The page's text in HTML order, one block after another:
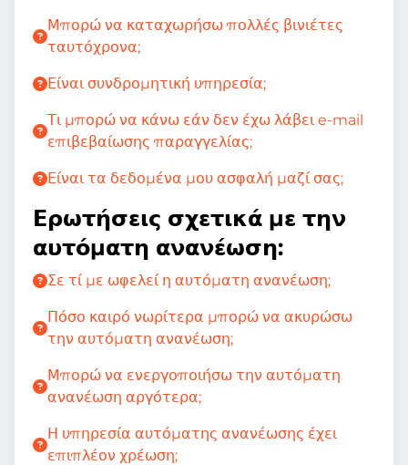
Μπορώ να καταχωρήσω πολλές βινιέτες
ταυτόχρονα;
Είναι συνδρομητική υπηρεσία;
Τι μπορώ να κάνω εάν δεν έχω λάβει e-mail
επιβεβαίωσης παραγγελίας;
Είναι τα δεδομένα μου ασφαλή μαζί σας;
Ερωτήσεις σχετικά με την
αυτόματη ανανέωση:
Σε τί με ωφελεί η αυτόματη ανανέωση;
Πόσο καιρό νωρίτερα μπορώ να ακυρώσω
την αυτόματη ανανέωση;
Μπορώ να ενεργοποιήσω την αυτόματη
ανανέωση αργότερα;
Η υπηρεσία αυτόματης ανανέωσης έχει
επιπλέον χρέωση;